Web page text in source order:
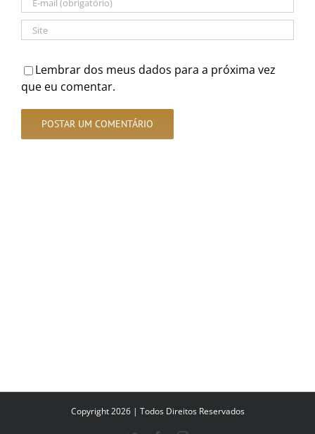
Lembrar dos meus dados para a próxima vez
que eu comentar.
Copyright 2026 | Todos Direitos Reservados